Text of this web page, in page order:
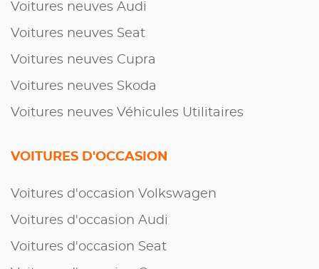
Voitures neuves Audi
Voitures neuves Seat
Voitures neuves Cupra
Voitures neuves Skoda
Voitures neuves Véhicules Utilitaires
VOITURES D'OCCASION
Voitures d'occasion Volkswagen
Voitures d'occasion Audi
Voitures d'occasion Seat